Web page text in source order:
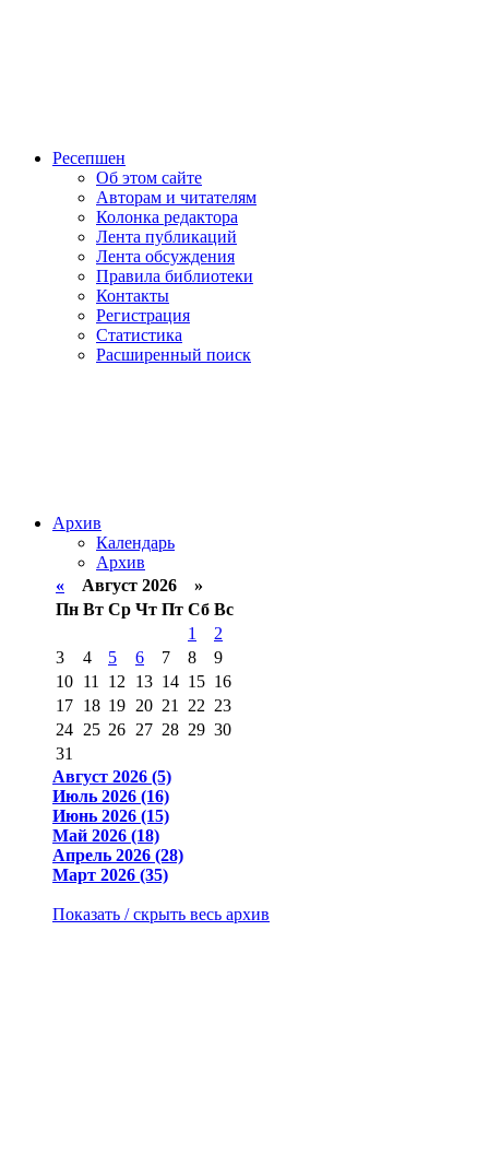
Ресепшен
Об этом сайте
Авторам и читателям
Колонка редактора
Лента публикаций
Лента обсуждения
Правила библиотеки
Контакты
Регистрация
Статистика
Расширенный поиск
Архив
Календарь
Архив
« Август 2026 »
Пн Вт Ср Чт Пт Сб Вс
1
2
3
4 5 6 7 8
9
10 11 12 13 14 15 16
17 18 19 20 21 22 23
24 25 26 27 28 29 30
31
Август 2026 (5)
Июль 2026 (16)
Июнь 2026 (15)
Май 2026 (18)
Апрель 2026 (28)
Март 2026 (35)
Показать / скрыть весь архив